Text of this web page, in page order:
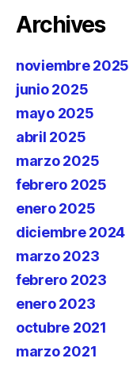
Archives
noviembre 2025
junio 2025
mayo 2025
abril 2025
marzo 2025
febrero 2025
enero 2025
diciembre 2024
marzo 2023
febrero 2023
enero 2023
octubre 2021
marzo 2021